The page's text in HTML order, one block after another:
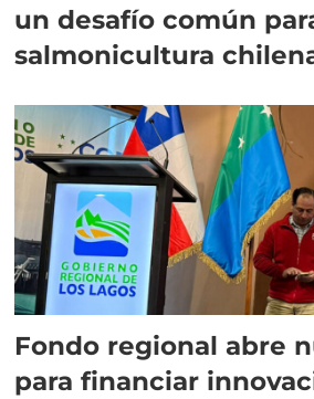
un desafío común
salmonicultura
Fondo regional abre
para financiar